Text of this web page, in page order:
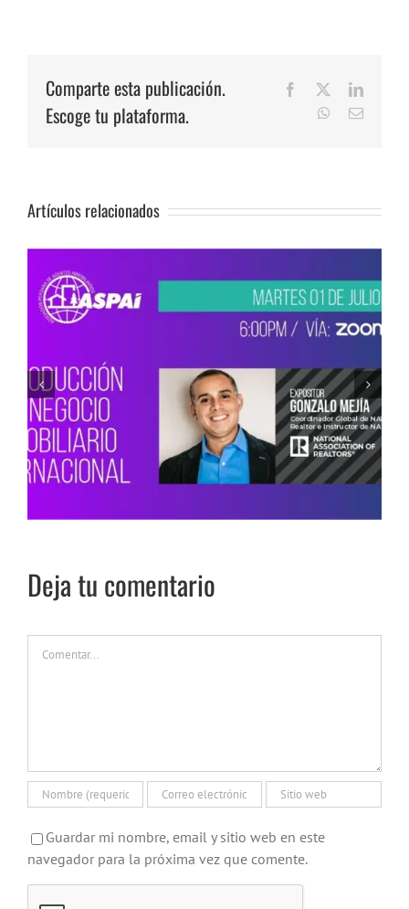
Comparte esta publicación.
Escoge tu plataforma.
Facebook
WhatsApp
Correo
Artículos relacionados
Webinar ASPAI Internacional: MEET THE R IN
PERU
Deja tu comentario
Guardar mi nombre, email y sitio web en este
navegador para la próxima vez que comente.